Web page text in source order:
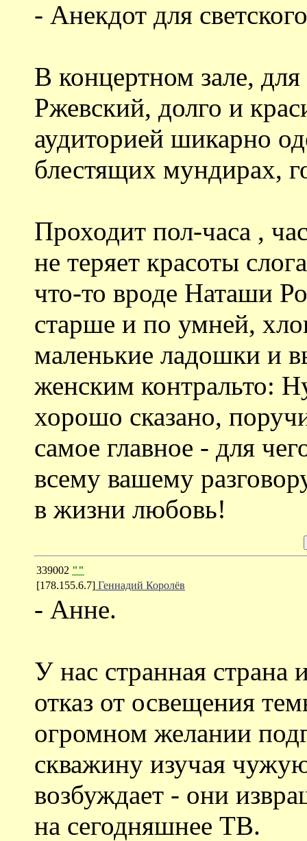
- Анекдот для
В концертном зале,
Ржевский, долго и
аудиторией шикарно
блестящих мундирах,
Проходит пол-часа ,
не теряет красоты
что-то вроде Наташи
старше и по умней,
маленькие ладошки и
женским контральто:
хорошо сказано,
самое главное - для
всему вашему
в жизни любовь!
339002 ""
[178.155.6.7] Геннадий Королёв
- Анне.
У нас странная страна
отказ от освещения
огромном желании
скважину изучая
возбуждает - они
на сегодняшнее ТВ.